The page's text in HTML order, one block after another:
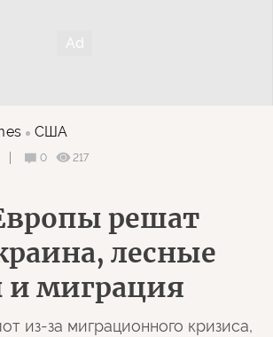
США
0
217
решат
лесные
миграция
из-за миграционного кризиса,